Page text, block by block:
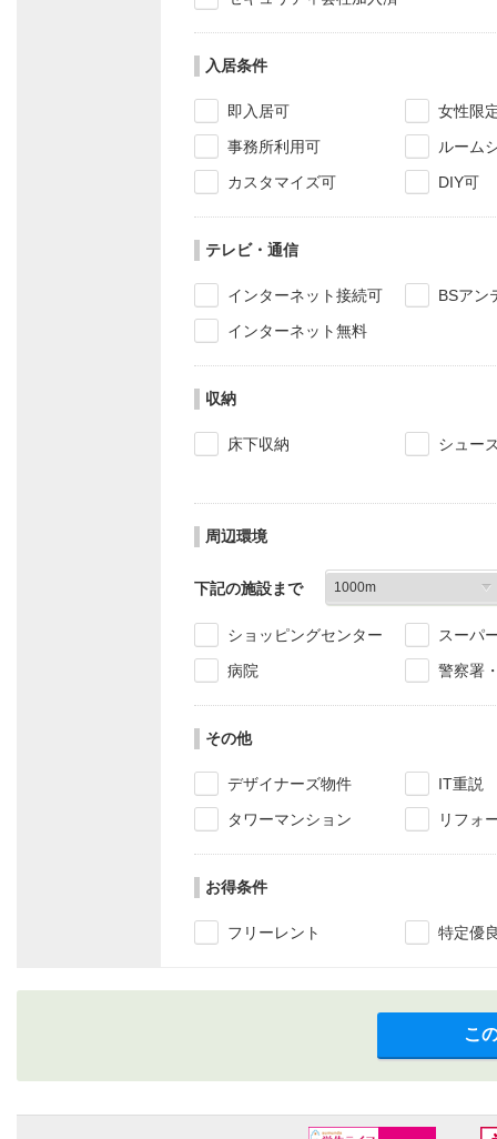
入居条件
即入居可
女性限
事務所利用可
ルーム
カスタマイズ可
DIY可
テレビ・通信
インターネット接続可
BSアン
インターネット無料
収納
床下収納 シュー
周辺環境
下記の施設まで
ショッピングセンター
スーパ
病院
警察署
その他
デザイナーズ物件
IT重説
タワーマンション
リフォ
お得条件
フリーレント 特定優
こ